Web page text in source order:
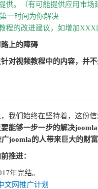
供。（有可能提供应用市场
一时间为你解决
程的改进建议，如增加
上的障碍
对视频教程中的内容，并
我们始终在坚持着，这份
能够一步一步的解决
joomla的人带来巨大的财富
推进：
年完结。
文网推广计划